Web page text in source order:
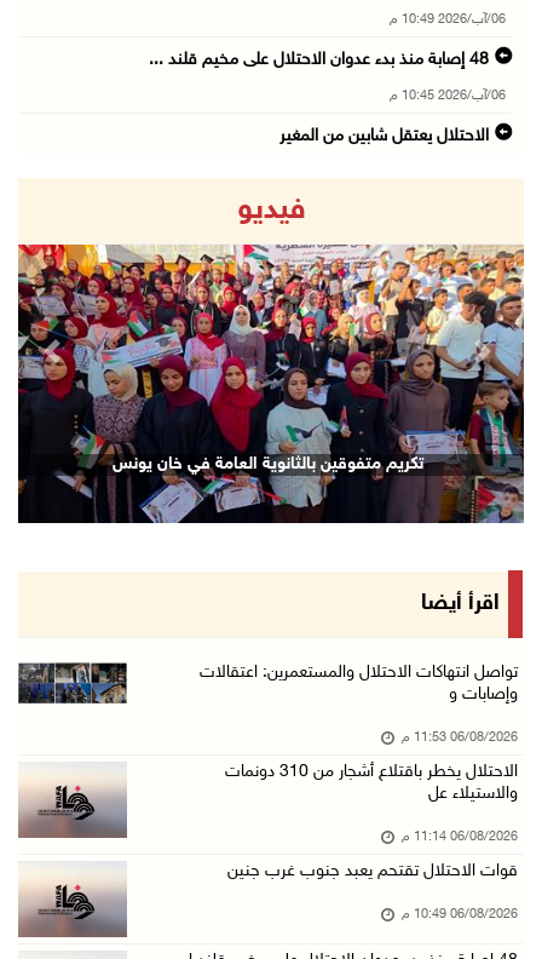
06/آب/2026 10:49 م
48 إصابة منذ بدء عدوان الاحتلال على مخيم قلند ...
06/آب/2026 10:45 م
الاحتلال يعتقل شابين من المغير
وزير الداخلية يبحث مع مكافحة المخدرات الدولي ...
06/آب/2026 10:01 م
رئيس بلدية الخليل يطلع وفدا أميركيا على تطورا ...
06/آب/2026 09:59 م
06/آب/2026 09:17 م
إصابة مسن بجروح ورضوض إثر اعتداء جيش الاحتلال ...
06/آب/2026 09:13 م
ورشة توصي بخطة عاجلة لاستعادة التعليم الوجاهي ...
الرئيس يستقبل مجلس بلدية رام الله ويشدد على د ...
جماهير شعبنا تشيع جثمان الشهيد علاء صبيح في ت ...
الاحتلال يوسع حملات الدهم والاعتقال في قلنديا ...
06/آب/2026 08:06 م
الرئيس المصري وملك البحرين يشددان على ضرورة ت ...
فيديو
تكريم متفوقين بالثانوية العامة في خان يونس
Next
اقرأ أيضا
تواصل انتهاكات الاحتلال والمستعمرين: اعتقالات
وإصابات و
06/08/2026 11:53 م
الاحتلال يخطر باقتلاع أشجار من 310 دونمات
والاستيلاء عل
06/08/2026 11:14 م
قوات الاحتلال تقتحم يعبد جنوب غرب جنين
06/08/2026 10:49 م